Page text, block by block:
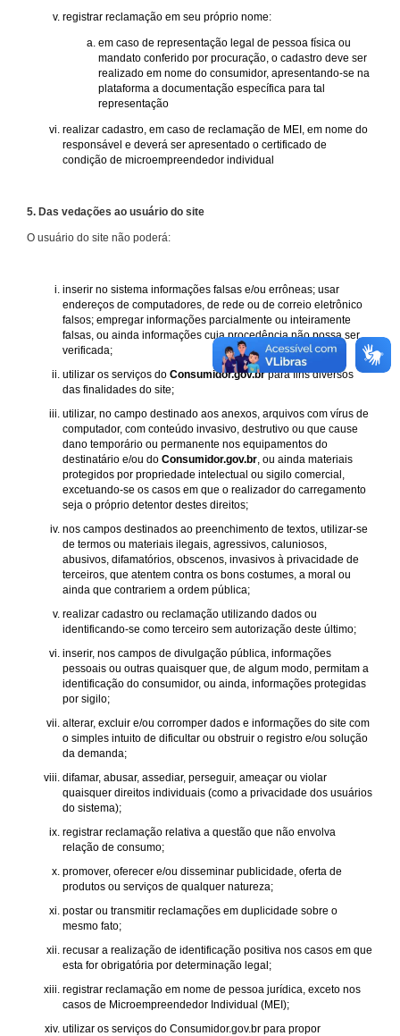
registrar reclamação em seu próprio nome:
em caso de representação legal de pessoa física ou
mandato conferido por procuração, o cadastro deve ser
realizado em nome do consumidor, apresentando-se na
plataforma a documentação específica para tal
representação
realizar cadastro, em caso de reclamação de MEI, em nome do
responsável e deverá ser apresentado o certificado de
condição de microempreendedor individual
5. Das vedações ao usuário do site
O usuário do site não poderá:
inserir no sistema informações falsas e/ou errôneas; usar
endereços de computadores, de rede ou de correio eletrônico
falsos; empregar informações parcialmente ou inteiramente
falsas, ou ainda informações cuja procedência não possa ser
verificada;
utilizar os serviços do Consumidor.gov.brpara fins diversos
das finalidades do site;
utilizar, no campo destinado aos anexos, arquivos com vírus de
computador, com conteúdo invasivo, destrutivo ou que cause
dano temporário ou permanente nos equipamentos do
destinatário e/ou do Consumidor.gov.br , ou ainda materiais
protegidos por propriedade intelectual ou sigilo comercial,
excetuando-se os casos em que o realizador do carregamento
seja o próprio detentor destes direitos;
nos campos destinados ao preenchimento de textos, utilizar-se
de termos ou materiais ilegais, agressivos, caluniosos,
abusivos, difamatórios, obscenos, invasivos à privacidade de
terceiros, que atentem contra os bons costumes, a moral ou
ainda que contrariem a ordem pública;
realizar cadastro ou reclamação utilizando dados ou
identificando-se como terceiro sem autorização deste último;
inserir, nos campos de divulgação pública, informações
pessoais ou outras quaisquer que, de algum modo, permitam a
identificação do consumidor, ou ainda, informações protegidas
por sigilo;
alterar, excluir e/ou corromper dados e informações do site com
o simples intuito de dificultar ou obstruir o registro e/ou solução
da demanda;
difamar, abusar, assediar, perseguir, ameaçar ou violar
quaisquer direitos individuais (como a privacidade dos usuários
do sistema);
registrar reclamação relativa a questão que não envolva
relação de consumo;
promover, oferecer e/ou disseminar publicidade, oferta de
produtos ou serviços de qualquer natureza;
postar ou transmitir reclamações em duplicidade sobre o
mesmo fato;
recusar a realização de identificação positiva nos casos em que
esta for obrigatória por determinação legal;
registrar reclamação em nome de pessoa jurídica, exceto nos
casos de Microempreendedor Individual (MEI);
utilizar os serviços do Consumidor.gov.br para propor